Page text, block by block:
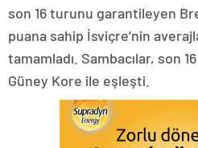
son 16 turunu garantileyen
puana sahip İsviçre’nin
tamamladı. Sambacılar, son
Güney Kore ile eşleşti.